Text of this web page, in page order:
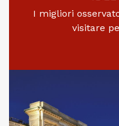
I migliori
visitare